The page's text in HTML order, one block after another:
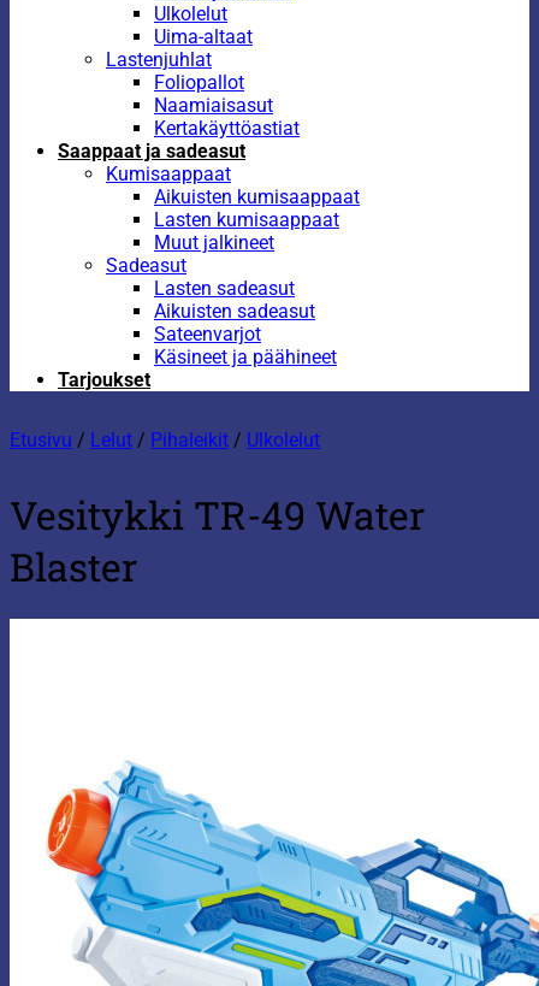
Ulkolelut
Uima-altaat
Lastenjuhlat
Foliopallot
Naamiaisasut
Kertakäyttöastiat
Saappaat ja sadeasut
Kumisaappaat
Aikuisten kumisaappaat
Lasten kumisaappaat
Muut jalkineet
Sadeasut
Lasten sadeasut
Aikuisten sadeasut
Sateenvarjot
Käsineet ja päähineet
Tarjoukset
Etusivu / Lelut / Pihaleikit / Ulkolelut
Vesitykki TR-49 Water
Blaster